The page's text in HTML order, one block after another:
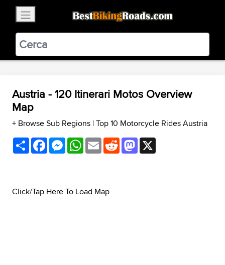
BestBikingRoads
Static Motion3.99 - In Google Play
VIEW
Austria - 120 Itinerari Motos Overview
Map
+ Browse Sub Regions |Top 10 Motorcycle Rides Austria
ShareFacebookMessenger
WhatsApp
EmailRedditMastodon
Click/Tap Here To Load Map